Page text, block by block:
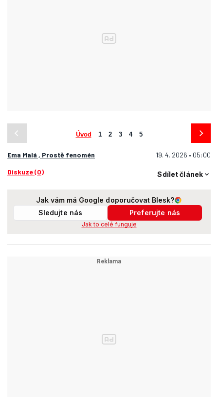
Úvod 1 2 3 4 5
Ema Malá , Prostě fenomén 19. 4. 2026 • 05:00
Diskuze (0) Sdílet článek
Jak vám má Google doporučovat Blesk?
Sledujte nás
Preferujte nás
Jak to celé funguje